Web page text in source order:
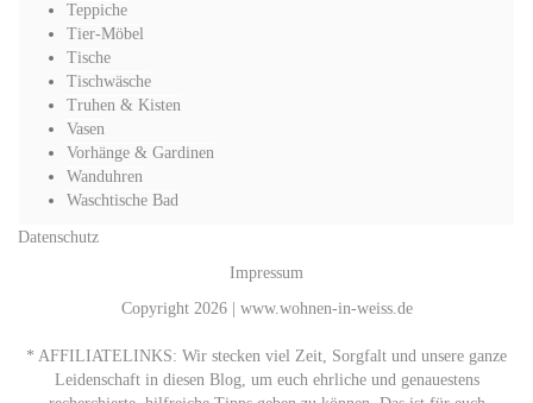
Teppiche
Tier-Möbel
Tische
Tischwäsche
Truhen & Kisten
Vasen
Vorhänge & Gardinen
Wanduhren
Waschtische Bad
Datenschutz
Impressum
Copyright 2026 | www.wohnen-in-weiss.de
* AFFILIATELINKS: Wir stecken viel Zeit, Sorgfalt und unsere ganze
Leidenschaft in diesen Blog, um euch ehrliche und genauestens